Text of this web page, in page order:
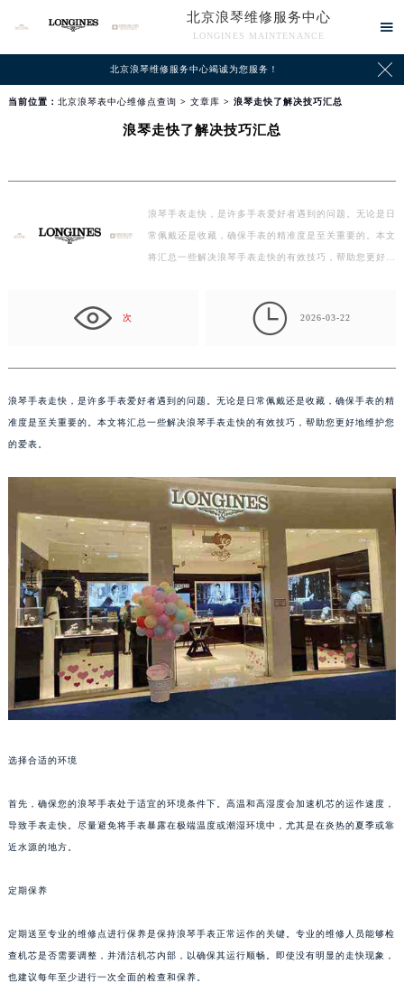
北京浪琴维修服务中心
LONGINES MAINTENANCE

北京浪琴维修服务中心竭诚为您服务！ 
当前位置： 北京浪琴表中心维修点查询 > 文章库 > 浪琴走快了解决技巧汇总
浪琴走快了解决技巧汇总
浪琴手表走快，是许多手表爱好者遇到的问题。无论是日
常佩戴还是收藏，确保手表的精准度是至关重要的。本文
将汇总一些解决浪琴手表走快的有效技巧，帮助您更好…
次  2026-03-22
浪琴手表走快，是许多手表爱好者遇到的问题。无论是日常佩戴还是收藏，确保手表的精
准度是至关重要的。本文将汇总一些解决浪琴手表走快的有效技巧，帮助您更好地维护您
的爱表。
选择合适的环境
首先，确保您的浪琴手表处于适宜的环境条件下。高温和高湿度会加速机芯的运作速度，
导致手表走快。尽量避免将手表暴露在极端温度或潮湿环境中，尤其是在炎热的夏季或靠
近水源的地方。
定期保养
定期送至专业的维修点进行保养是保持浪琴手表正常运作的关键。专业的维修人员能够检
查机芯是否需要调整，并清洁机芯内部，以确保其运行顺畅。即使没有明显的走快现象，
也建议每年至少进行一次全面的检查和保养。